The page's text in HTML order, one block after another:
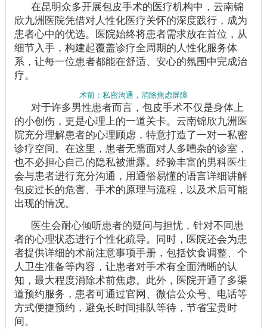
在昆明众多开展包皮手术的医疗机构中，云南锦
欣九洲医院凭借对人性化医疗关怀的深度践行，成为
患者心中的优选。医院始终将患者需求放在首位，从
细节入手，构建起覆盖诊疗全周期的人性化服务体
系，让每一位患者都能在舒适、安心的氛围中完成治
疗。
术前：私密沟通，消除焦虑屏障
对于许多男性患者而言，包皮手术不仅是身体上
的小创伤，更是心理上的一道关卡。云南锦欣九洲医
院充分理解患者的心理顾虑，特意打造了一对一私密
诊疗空间。在这里，患者无需面对人多嘈杂的诊室，
也不必担心自己的隐私被泄露。经验丰富的男科医生
会与患者进行充分沟通，用通俗易懂的语言详细讲解
包皮过长的危害、手术的原理与流程，以及术后可能
出现的情况。
医生会耐心倾听患者的疑问与担忧，针对不同患
者的心理状态进行个性化疏导。同时，医院还会为患
者提供详细的术前注意事项手册，包括饮食调整、个
人卫生准备等内容，让患者对手术有全面清晰的认
知，最大程度消除术前焦虑。此外，医院开通了多渠
道预约服务，患者可通过官网、微信公众号、电话等
方式便捷预约，避免长时间排队等待，节省宝贵时
间。